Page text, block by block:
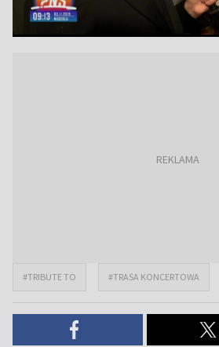
#TRIBUTE TO #TRASA KONCERTOWA